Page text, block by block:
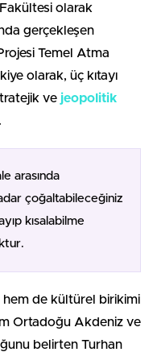
olarak
gerçekleşen
Temel Atma
olarak, üç kıtayı
ve jeopolitik
arasında
çoğaltabileceğiniz
kısalabilme
hem de kültürel birikimi
Ortadoğu Akdeniz ve
belirten Turhan